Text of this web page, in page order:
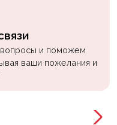
и поможем
ваши пожелания и